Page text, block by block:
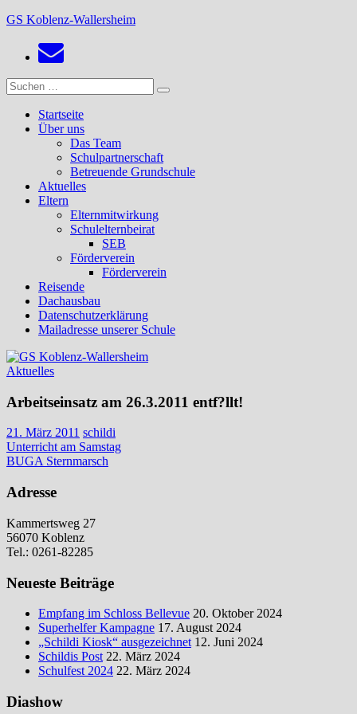
Zum
springen
GS Koblenz-Wallersheim
Suchen
nach:
Suchen
Startseite
Über uns
Das Team
Schulpartnerschaft
Betreuende Grundschule
Aktuelles
Eltern
Elternmitwirkung
Schulelternbeirat
SEB
Förderverein
Förderverein
Reisende
Dachausbau
Datenschutzerklärung
Mailadresse unserer Schule
Aktuelles
Arbeitseinsatz am 26.3.2011 entf?llt!
21. März 2011 schildi
Beitragsnavigation
Vorheriger
Beitrag:
Unterricht am Samstag
Nächster
BUGA Sternmarsch
Adresse
Kammertsweg 27
56070 Koblenz
Tel.: 0261-82285
Neueste Beiträge
Empfang im Schloss Bellevue 20. Oktober 2024
Superhelfer Kampagne 17. August 2024
„Schildi Kiosk“ ausgezeichnet 12. Juni 2024
Schildis Post 22. März 2024
Schulfest 2024 22. März 2024
Diashow